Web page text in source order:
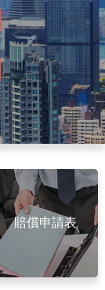
賠償申請表